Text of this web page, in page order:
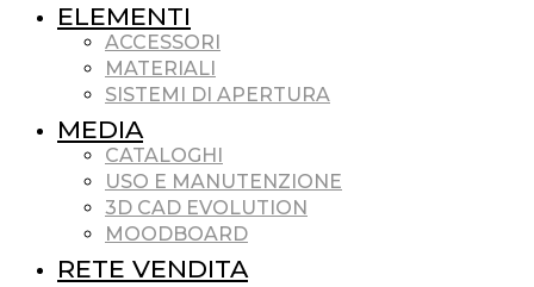
ELEMENTI
ACCESSORI
MATERIALI
SISTEMI DI APERTURA
MEDIA
CATALOGHI
USO E MANUTENZIONE
3D CAD EVOLUTION
MOODBOARD
RETE VENDITA